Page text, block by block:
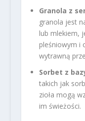
Granola z
granola jest
lub mlekiem,
pleśniowym i
wytrawną
Sorbet z
takich jak
zioła mogą
im świeżości.